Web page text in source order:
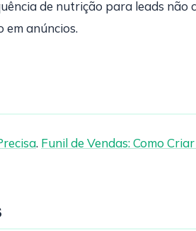
de nutrição para leads não
em anúncios.
. Funil de Vendas: Como